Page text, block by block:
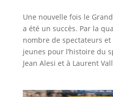
Une nouvelle fois le
a été un succès. Par la
nombre de spectateurs
jeunes pour l’histoire du
Jean Alesi et à Laurent